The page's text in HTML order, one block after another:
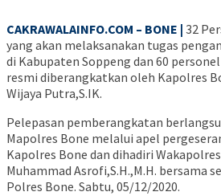
CAKRAWALAINFO.COM – BONE | 32
yang akan melaksanakan tugas
di Kabupaten Soppeng dan 60
resmi diberangkatkan oleh Kapolres
Wijaya Putra,S.IK.
Pelepasan pemberangkatan
Mapolres Bone melalui apel
Kapolres Bone dan dihadiri
Muhammad Asrofi,S.H.,M.H. bersama
Polres Bone. Sabtu, 05/12/2020.